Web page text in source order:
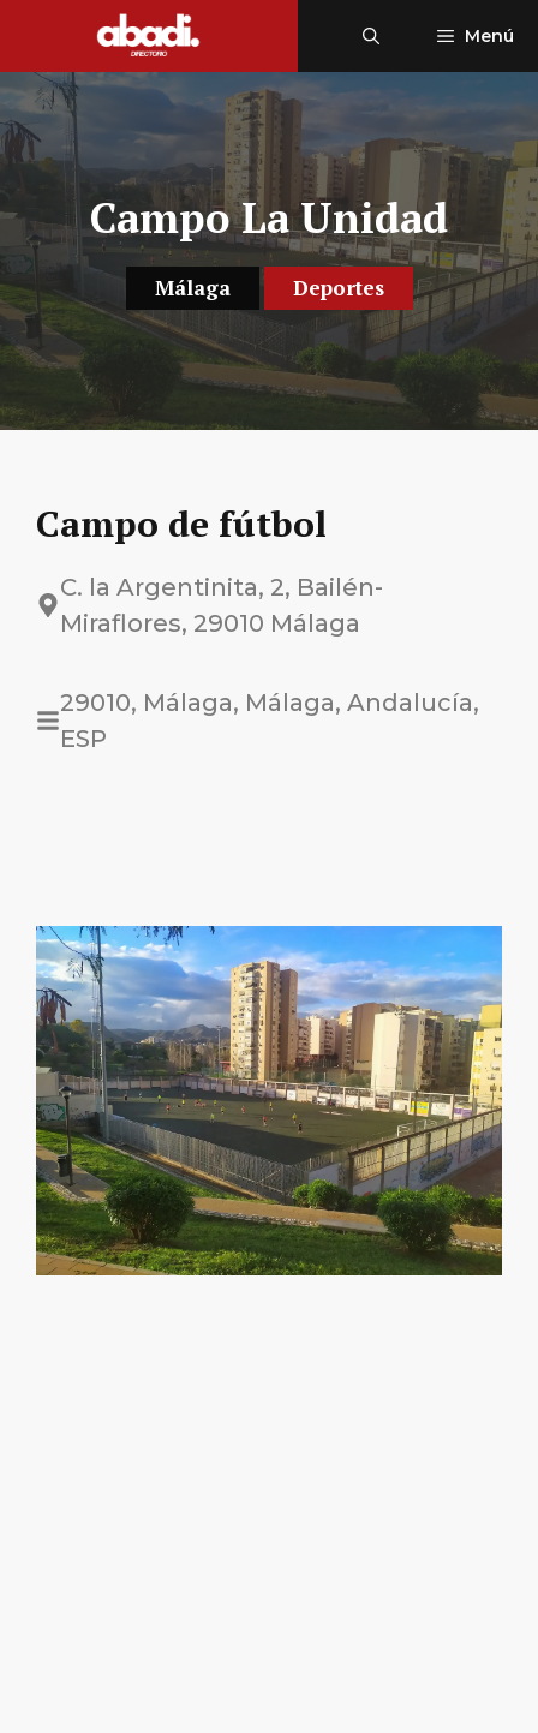
Menú
Campo La Unidad
Málaga Deportes
Campo de fútbol
C. la Argentinita, 2, Bailén-
Miraflores, 29010 Málaga
29010, Málaga, Málaga, Andalucía,
ESP